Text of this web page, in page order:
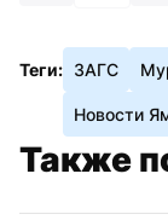
Теги: ЗАГС
Новости
Также